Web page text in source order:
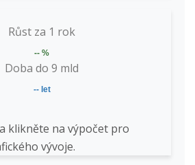
Růst za 1 rok
-- %
Doba do 9 mld
-- let
klikněte na výpočet pro
vývoje.